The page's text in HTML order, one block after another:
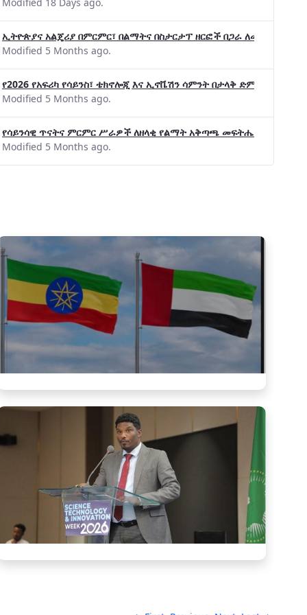
ኢትዮጵያና አልጄሪያ በምርምር፣ በልማትና በስታርታፕ ዘርፎች በጋራ ለመስራት መከሩ፡፡
Modified 5 Months ago.
የ2026 የአፍሪካ የሳይንስ፣ ቴክኖሎጂ እና ኢኖቬሽን ሳምንት በታላቅ ድምቀት
Modified 5 Months ago.
የሳይንሳዊ ጥናትና ምርምር ሥራዎች ለዘላቂ የልማት አቅጣጫ መፍትሔ ጠቋሚ
Modified 5 Months ago.